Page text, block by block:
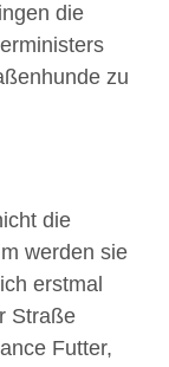
die
zu
die
werden sie
erstmal
Straße
Futter,